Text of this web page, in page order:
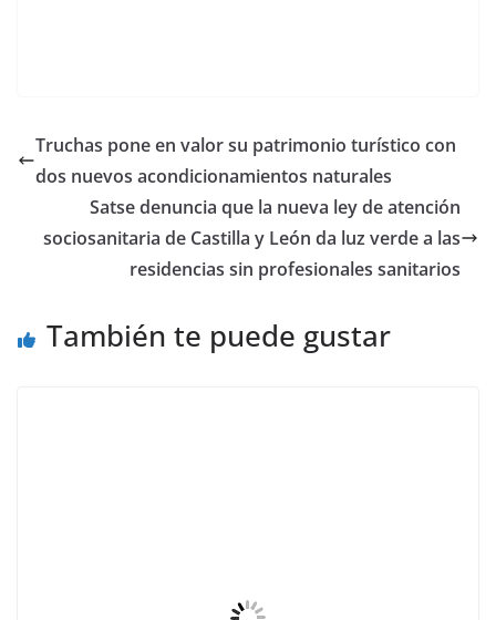
Truchas pone en valor su patrimonio turístico con
dos nuevos acondicionamientos naturales
Satse denuncia que la nueva ley de atención
sociosanitaria de Castilla y León da luz verde a las
residencias sin profesionales sanitarios
También te puede gustar